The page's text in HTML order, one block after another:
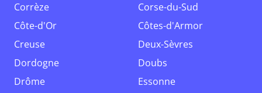
Corrèze
Corse-du-Sud
Côte-d'Or
Côtes-d'Armor
Creuse
Deux-Sèvres
Dordogne
Doubs
Drôme
Essonne